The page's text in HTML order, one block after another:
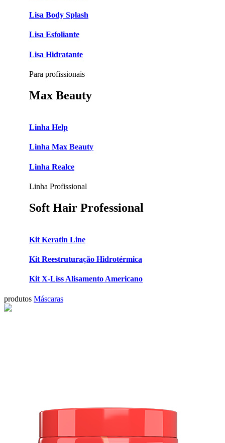
Lisa Body Splash
Lisa Esfoliante
Lisa Hidratante
Para profissionais
Max Beauty
Linha Help
Linha Max Beauty
Linha Realce
Linha Profissional
Soft Hair Professional
Kit Keratin Line
Kit Reestruturação Hidrotérmica
Kit X-Liss Alisamento Americano
produtos Máscaras